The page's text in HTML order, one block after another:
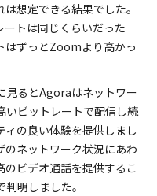
想定できる結果でした。
トは同じくらいだった
はずっとZoomより高かっ
見るとAgoraはネットワー
いビットレートで配信し続
の良い体験を提供しまし
ネットワーク状況にあわ
ビデオ通話を提供するこ
明しました。